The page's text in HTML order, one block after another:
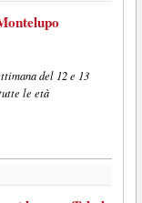
del 12 e 13
le età